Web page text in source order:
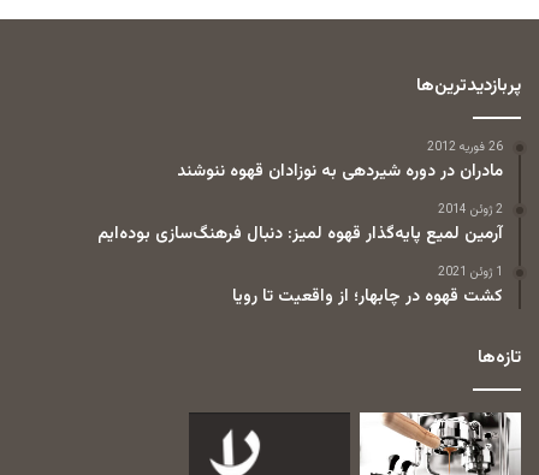
پربازدیدترین‌ها
26 فوریه 2012
مادران در دوره شیردهی به نوزادان قهوه ننوشند
2 ژوئن 2014
آرمین لمیع پایه‌گذار قهوه لمیز: دنبال فرهنگ‌سازی بوده‌ایم
1 ژوئن 2021
کشت قهوه در چابهار؛ از واقعیت تا رویا
تازه‌ها